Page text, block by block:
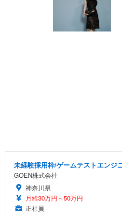
未経験採用枠/ゲームテストエンジ
GOEN株式会社
神奈川県
月給30万円～50万円
正社員